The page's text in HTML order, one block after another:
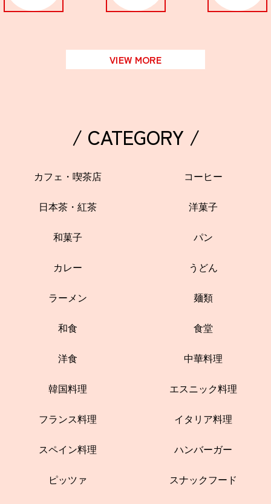
VIEW MORE
/ CATEGORY /
カフェ・喫茶店 コーヒー
日本茶・紅茶 洋菓子
和菓子 パン
カレー うどん
ラーメン 麺類
和食 食堂
洋食 中華料理
韓国料理 エスニック料理
フランス料理 イタリア料理
スペイン料理 ハンバーガー
ピッツァ スナックフード